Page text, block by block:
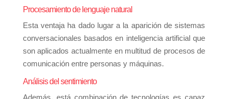
Procesamiento de lenguaje natural
Esta ventaja ha dado lugar a la aparición de sistemas
conversacionales basados en inteligencia artificial que
son aplicados actualmente en multitud de procesos de
comunicación entre personas y máquinas.
Análisis del sentimiento